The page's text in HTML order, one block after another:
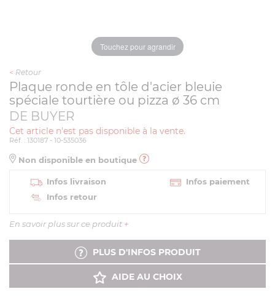
Touchez pour agrandir
< Retour
Plaque ronde en tôle d'acier bleuie
spéciale tourtière ou pizza ø 36 cm
DE BUYER
Cet article n'est pas disponible à la vente.
Réf. : 130187 - 10-535036
Non disponible en boutique
Infos livraison
Infos paiement
Infos retour
En savoir plus sur ce produit +
PLUS D'INFOS PRODUIT
AIDE AU CHOIX